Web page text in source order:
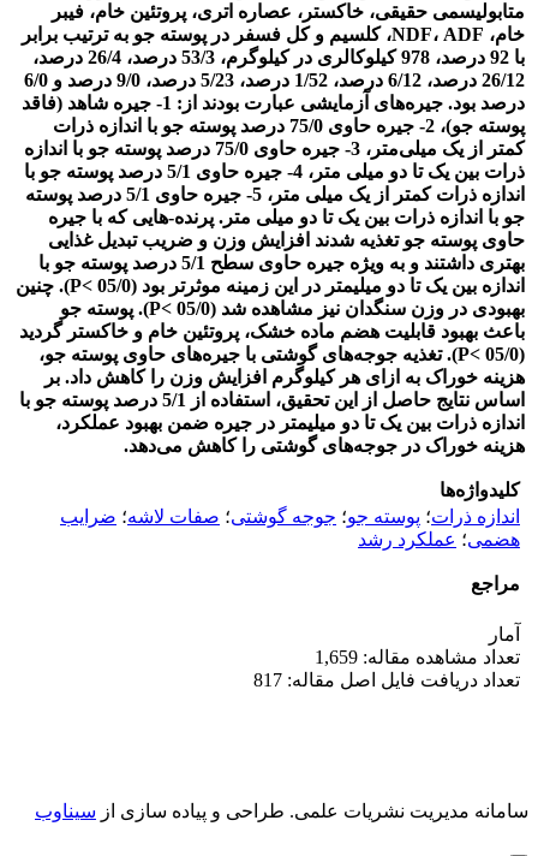
متابولیسمی حقیقی، خاکستر، عصاره اتری، پروتئین خام، فیبر
خام، NDF، ADF، کلسیم و کل فسفر در پوسته جو به ترتیب برابر
با 92 درصد، 978 کیلوکالری در کیلوگرم، 53/3 درصد، 26/4 درصد،
26/12 درصد، 6/12 درصد، 1/52 درصد، 5/23 درصد، 9/0 درصد و 6/0
درصد بود. جیره‌های آزمایشی عبارت بودند از: 1- جیره شاهد (فاقد
پوسته جو)، 2- جیره‌ حاوی 75/0 درصد پوسته جو با اندازه ذرات
کمتر از یک میلی‌متر، 3- جیره‌ حاوی 75/0 درصد پوسته جو با اندازه
ذرات بین یک تا دو میلی متر، 4- جیره حاوی 5/1 درصد پوسته جو با
اندازه ذرات کمتر از یک میلی متر، 5- جیره حاوی 5/1 درصد پوسته
جو با اندازه ذرات بین یک تا دو میلی متر. پرنده-هایی که با جیره
حاوی پوسته جو تغذیه شدند افزایش وزن و ضریب تبدیل غذایی
بهتری داشتند و به ویژه جیره‌ حاوی سطح 5/1 درصد پوسته جو با
اندازه بین یک تا دو میلیمتر در این زمینه موثرتر بود (05/0 >P). چنین
بهبودی در وزن سنگدان نیز مشاهده شد (05/0 >P). پوسته جو
باعث بهبود قابلیت هضم ماده خشک، پروتئین خام و خاکستر گردید
(05/0 >P). تغذیه جوجه‌های گوشتی با جیره‌های حاوی پوسته جو،
هزینه خوراک به ازای هر کیلوگرم افزایش وزن را کاهش داد. بر
اساس نتایج حاصل از این تحقیق، استفاده از 5/1 درصد پوسته جو با
اندازه ذرات بین یک تا دو میلیمتر در جیره ضمن بهبود عملکرد،
هزینه خوراک در جوجه‌های گوشتی را کاهش می‌دهد.
کلیدواژه‌ها
اندازه ذرات؛ پوسته جو؛ جوجه گوشتی؛ صفات لاشه؛ ضرایب
هضمی؛ عملکرد رشد
مراجع
آمار
تعداد مشاهده مقاله: 1,659
تعداد دریافت فایل اصل مقاله: 817
سامانه مدیریت نشریات علمی. طراحی و پیاده سازی از سیناوب